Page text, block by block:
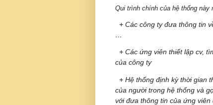
Qui trình chính của hệ thống này
+ Các công ty đưa thông tin
…
+ Các ứng viên thiết lập cv,
của công ty
+ Hệ thống định kỳ thời gian
của người trong hệ thống và
với đưa thông tin của ứng